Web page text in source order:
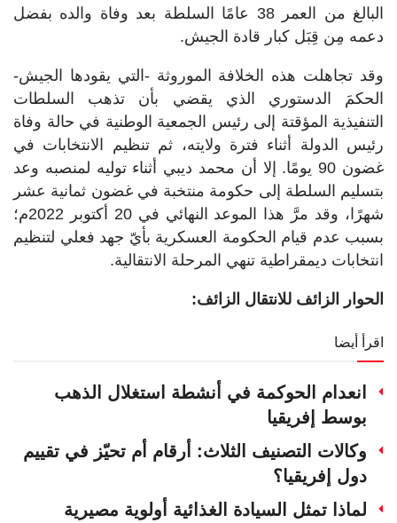
البالغ من العمر 38 عامًا السلطة بعد وفاة والده بفضل
دعمه مِن قِبَل كبار قادة الجيش.
وقد تجاهلت هذه الخلافة الموروثة -التي يقودها الجيش-
الحكمَ الدستوري الذي يقضي بأن تذهب السلطات
التنفيذية المؤقتة إلى رئيس الجمعية الوطنية في حالة وفاة
رئيس الدولة أثناء فترة ولايته، ثم تنظيم الانتخابات في
غضون 90 يومًا. إلا أن محمد ديبي أثناء توليه لمنصبه وعد
بتسليم السلطة إلى حكومة منتخبة في غضون ثمانية عشر
شهرًا، وقد مرَّ هذا الموعد النهائي في 20 أكتوبر 2022م؛
بسبب عدم قيام الحكومة العسكرية بأيّ جهد فعلي لتنظيم
انتخابات ديمقراطية تنهي المرحلة الانتقالية.
الحوار الزائف للانتقال الزائف:
اقرأ أيضا
انعدام الحوكمة في أنشطة استغلال الذهب
بوسط إفريقيا
وكالات التصنيف الثلاث: أرقام أم تحيّز في تقييم
دول إفريقيا؟
لماذا تمثل السيادة الغذائية أولوية مصيرية